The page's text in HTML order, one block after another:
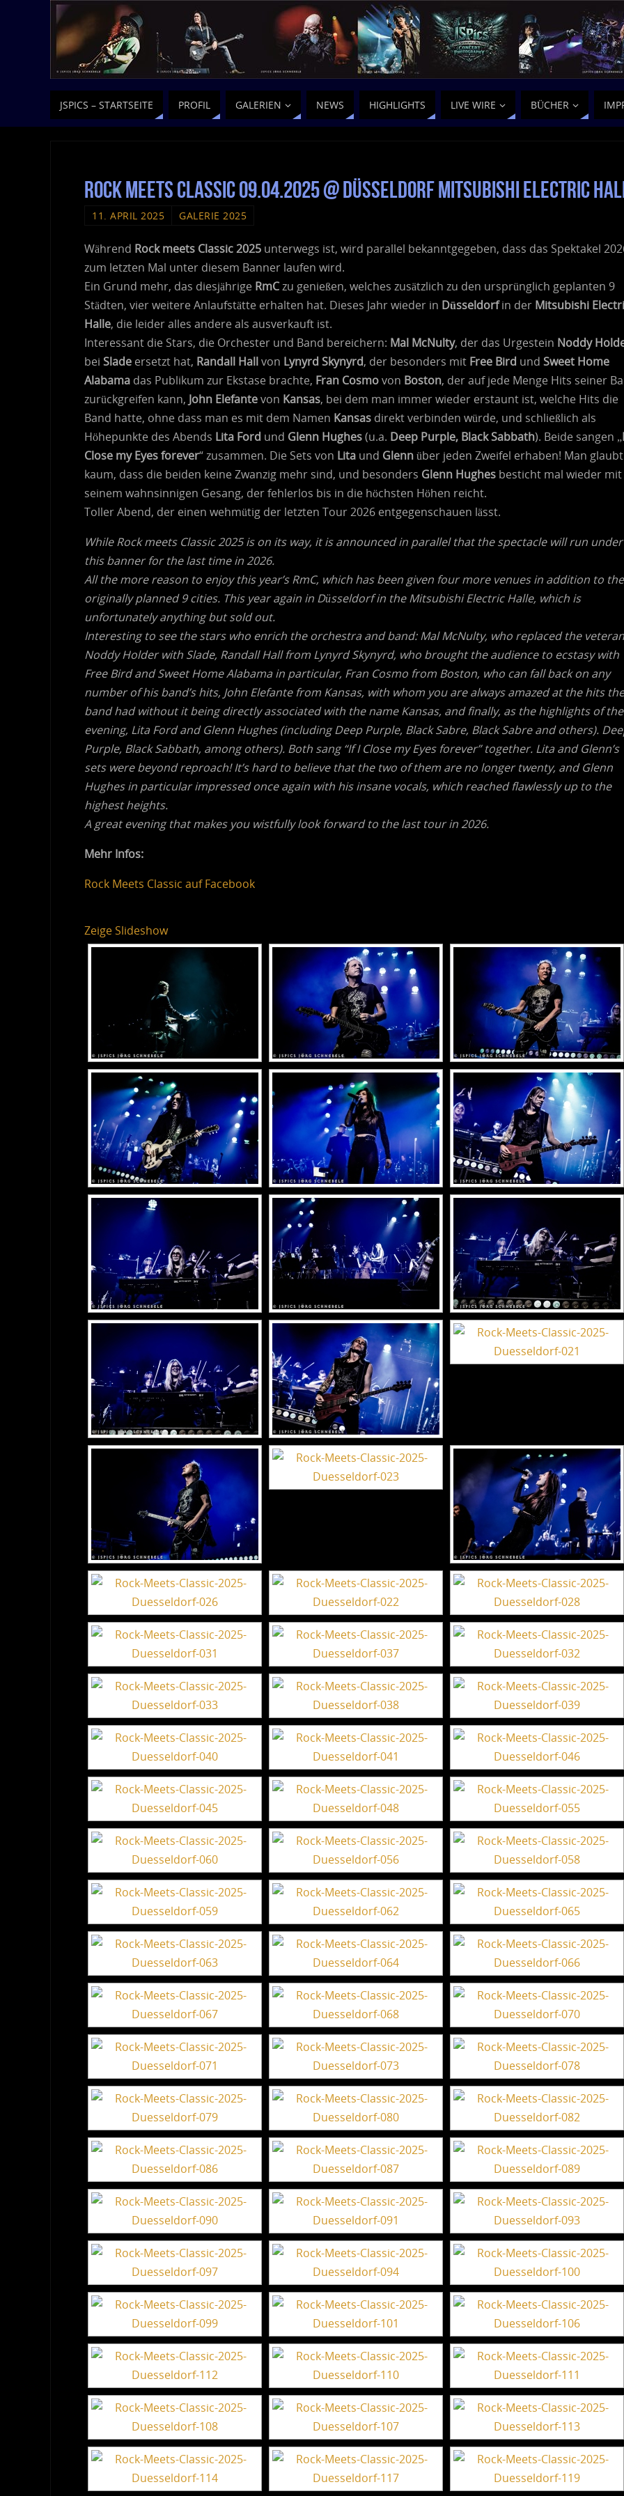
JSPICS – STARTSEITE PROFIL GALERIEN NEWS HIGHLIGHTS LIVE WIRE BÜCHER
Rock meets Classic 09.04.2025 @ Düsseldorf Mitsubishi Electric
11. APRIL 2025 GALERIE 2025
Während Rock meets Classic 2025 unterwegs ist, wird parallel bekanntgegeben, dass das Spektakel
zum letzten Mal unter diesem Banner laufen wird.
Ein Grund mehr, das diesjährige RmCzu genießen, welches zusätzlich zu den ursprünglich geplanten 9
Städten, vier weitere Anlaufstätte erhalten hat. Dieses Jahr wieder in Düsseldorfin der Mitsubishi
Halle, die leider alles andere als ausverkauft ist.
Interessant die Stars, die Orchester und Band bereichern: Mal McNulty, der das Urgestein Noddy
bei Slade ersetzt hat, Randall Hallvon Lynyrd Skynyrd, der besonders mit Free Bird und Sweet Home
Alabama das Publikum zur Ekstase brachte, Fran Cosmovon Boston, der auf jede Menge Hits seiner
zurückgreifen kann, John Elefantevon Kansas, bei dem man immer wieder erstaunt ist, welche Hits die
Band hatte, ohne dass man es mit dem Namen Kansas direkt verbinden würde, und schließlich als
Höhepunkte des Abends Lita Ford und Glenn Hughes(u.a. Deep Purple, Black Sabbath). Beide sangen „
Close my Eyes forever“ zusammen. Die Sets von Lita und Glennüber jeden Zweifel erhaben! Man glaubt
kaum, dass die beiden keine Zwanzig mehr sind, und besonders Glenn Hughes besticht mal wieder mit
seinem wahnsinnigen Gesang, der fehlerlos bis in die höchsten Höhen reicht.
Toller Abend, der einen wehmütig der letzten Tour 2026 entgegenschauen lässt.
While Rock meets Classic 2025 is on its way, it is announced in parallel that the spectacle will run under
this banner for the last time in 2026.
All the more reason to enjoy this year’s RmC, which has been given four more venues in addition to the
originally planned 9 cities. This year again in Düsseldorf in the Mitsubishi Electric Halle, which is
unfortunately anything but sold out.
Interesting to see the stars who enrich the orchestra and band: Mal McNulty, who replaced the veteran
Noddy Holder with Slade, Randall Hall from Lynyrd Skynyrd, who brought the audience to ecstasy with
Free Bird and Sweet Home Alabama in particular, Fran Cosmo from Boston, who can fall back on any
number of his band’s hits, John Elefante from Kansas, with whom you are always amazed at the hits the
band had without it being directly associated with the name Kansas, and finally, as the highlights of the
evening, Lita Ford and Glenn Hughes (including Deep Purple, Black Sabre, Black Sabre and others).
Purple, Black Sabbath, among others). Both sang “If I Close my Eyes forever” together. Lita and Glenn’s
sets were beyond reproach! It’s hard to believe that the two of them are no longer twenty, and Glenn
Hughes in particular impressed once again with his insane vocals, which reached flawlessly up to the
highest heights.
A great evening that makes you wistfully look forward to the last tour in 2026.
Mehr Infos:
Rock Meets Classic auf Facebook
Zeige Slideshow